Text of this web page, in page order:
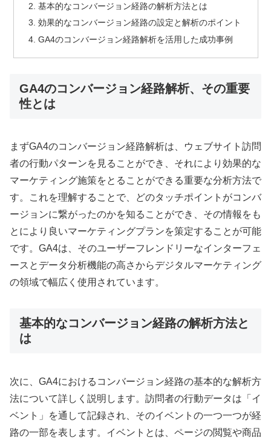
基本的なコンバージョン経路の解析方法とは
効果的なコンバージョン経路の設定と解析のポイント
GA4のコンバージョン経路解析を活用した成功事例
GA4のコンバージョン経路解析、その重要
性とは
まずGA4のコンバージョン経路解析は、ウェブサイト訪問
者の行動パターンを見ることができ、それにより効果的な
マーケティング施策をとることができる重要な分析方法で
す。これを理解することで、どのタッチポイントがコンバ
ージョンに繋がったのかを知ることができ、その情報をも
とにより良いマーケティングプランを策定することが可能
です。GA4は、そのユーザーフレンドリーなインターフェ
ースとデータ分析機能の高さからデジタルマーケティング
の領域で幅広く使用されています。
基本的なコンバージョン経路の解析方法と
は
次に、GA4におけるコンバージョン経路の基本的な解析方
法について詳しく説明します。訪問者の行動データは「イ
ベント」を通して記録され、そのイベントの一つ一つが経
路の一部を表します。イベントとは、ページの閲覧や商品